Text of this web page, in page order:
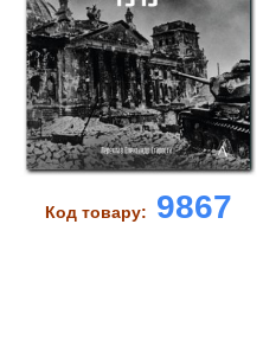
Код товару: 9867